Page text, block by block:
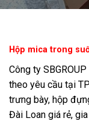
Hộp mica trong
Công ty
theo yêu cầu tại
trưng bày, hộp
Đài Loan giá rẻ,